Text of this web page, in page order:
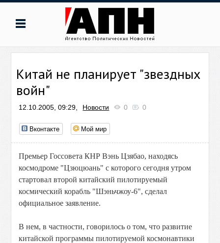
Китай не планирует "звездных
войн"
12.10.2005, 09:29, Новости 0 0
Вконтакте Мой мир
Премьер Госсовета КНР Вэнь Цзябао, находясь
космодроме "Цзюцюань" с которого сегодня утром
стартовал второй китайский пилотируемый
космический корабль "Шэньчжоу-6", сделал
официальное заявление.
В нем, в частности, говорилось о том, что развитие
китайской программы пилотируемой космонавтики